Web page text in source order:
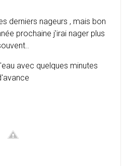
derniers nageurs , mais bon
prochaine j'irai nager plus
avec quelques minutes